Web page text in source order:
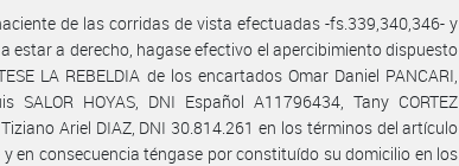
de las corridas de vista efectuadas -fs.339,340,346- y
estar a derecho, hagase efectivo el apercibimiento dispuesto
LA REBELDIA de los encartados Omar Daniel PANCARI,
SALOR HOYAS, DNI Español A11796434, Tany CORTEZ
Ariel DIAZ, DNI 30.814.261 en los términos del artículo
en consecuencia téngase por constituído su domicilio en los